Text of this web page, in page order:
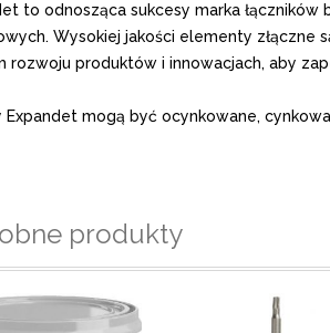
to odnosząca sukcesy marka
Wysokiej jakości elementy złączne
rozwoju produktów i innowacjach, aby
Expandet mogą być ocynkowane,
produkty